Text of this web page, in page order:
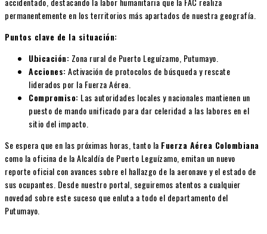
permanentemente en los territorios más apartados de nuestra geografía.
Puntos clave de la situación:
Ubicación: Zona rural de Puerto Leguízamo, Putumayo.
Acciones:Activación de protocolos de búsqueda y rescate
liderados por la Fuerza Aérea.
Compromiso: Las autoridades locales y nacionales mantienen un
puesto de mando unificado para dar celeridad a las labores en el
sitio del impacto.
Se espera que en las próximas horas, tanto la Fuerza Aérea Colombiana
como la oficina de la Alcaldía de Puerto Leguízamo, emitan un nuevo
reporte oficial con avances sobre el hallazgo de la aeronave y el estado de
sus ocupantes. Desde nuestro portal, seguiremos atentos a cualquier
novedad sobre este suceso que enluta a todo el departamento del
Putumayo.